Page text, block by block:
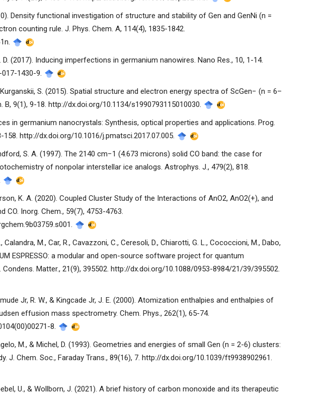
Density functional investigation of structure and stability of Gen and GenNi (n =
counting rule. J. Phys. Chem. A, 114(4), 1835-1842.
D. (2017). Inducing imperfections in germanium nanowires. Nano Res., 10, 1-14.
1430-9.
S. (2015). Spatial structure and electron energy spectra of ScGen− (n = 6–
B, 9(1), 9-18. http://dx.doi.org/10.1134/s1990793115010030.
in germanium nanocrystals: Synthesis, optical properties and applications. Prog.
158. http://dx.doi.org/10.1016/j.pmatsci.2017.07.005.
S. A. (1997). The 2140 cm−1 (4.673 microns) solid CO band: the case for
of nonpolar interstellar ice analogs. Astrophys. J., 479(2), 818.
K. A. (2020). Coupled Cluster Study of the Interactions of AnO2, AnO2(+), and
CO. Inorg. Chem., 59(7), 4753-4763.
Calandra, M., Car, R., Cavazzoni, C., Ceresoli, D., Chiarotti, G. L., Cococcioni, M., Dabo,
ESPRESSO: a modular and open-source software project for quantum
Matter., 21(9), 395502. http://dx.doi.org/10.1088/0953-8984/21/39/395502.
Jr, R. W., & Kingcade Jr, J. E. (2000). Atomization enthalpies and enthalpies of
effusion mass spectrometry. Chem. Phys., 262(1), 65-74.
8.
M., & Michel, D. (1993). Geometries and energies of small Gen (n = 2-6) clusters:
J. Chem. Soc., Faraday Trans., 89(16), 7. http://dx.doi.org/10.1039/ft9938902961.
U., & Wollborn, J. (2021). A brief history of carbon monoxide and its therapeutic